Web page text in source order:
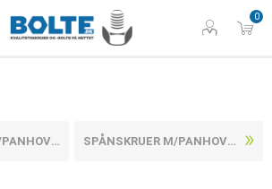
0
EN 14592 3X16-Z (1000 STK) SPÅNSKRUER M/PANHOVEDET POZIDRIV Z RUSTFRI A2 CE/EN 14592 3X25-Z (1000 STK)